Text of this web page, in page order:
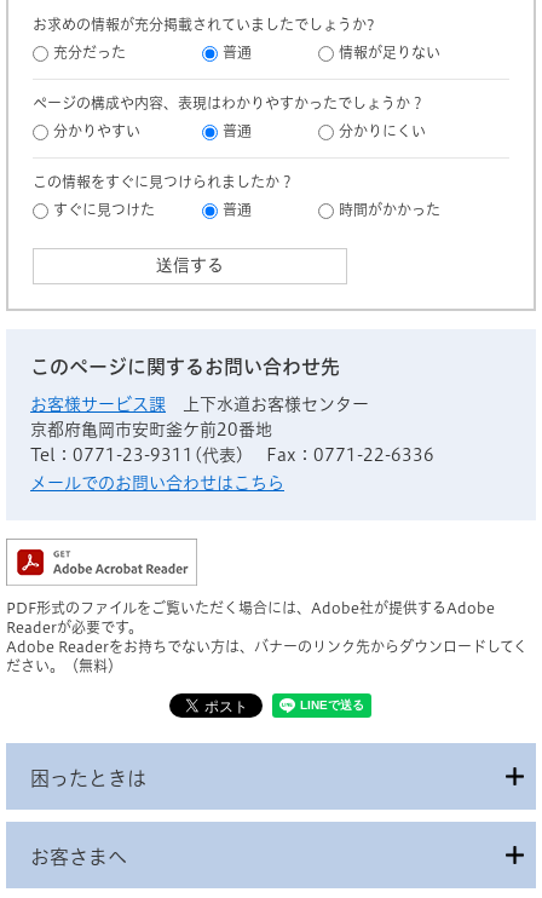
お求めの情報が充分掲載されていましたでしょうか?
充分だった
普通 情報が足りない
ページの構成や内容、表現はわかりやすかったでしょうか？
分かりやすい
普通 分かりにくい
この情報をすぐに見つけられましたか？
すぐに見つけた
普通 時間がかかった
このページに関するお問い合わせ先
お客様サービス課
上下水道お客様センター
京都府亀岡市安町釜ケ前20番地
Tel：0771-23-9311(代表)
Fax：0771-22-6336
メールでのお問い合わせはこちら
PDF形式のファイルをご覧いただく場合には、Adobe社が提供するAdobe
Readerが必要です。
Adobe Readerをお持ちでない方は、バナーのリンク先からダウンロードしてく
ださい。（無料）
困ったときは
お客さまへ